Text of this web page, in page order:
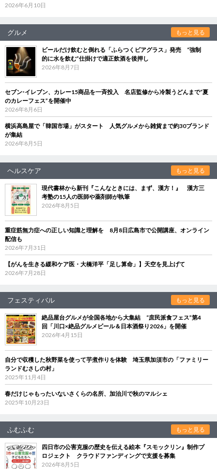
2026年6月10日
グルメ もっと見る
ビールだけ飲むと倒れる「ふらつくビアグラス」発売 “強制
的に水を飲む”仕掛けで適正飲酒を後押し
2026年8月7日
セブン‐イレブン、カレー15商品を一斉投入 名店監修から冷製うどんまで“夏
のカレーフェス”を開催中
2026年8月6日
横浜高島屋で「韓国市場」がスタート 人気グルメから雑貨まで約30ブランド
が集結
2026年8月5日
ヘルスケア もっと見る
現代書林から新刊『こんなときには、まず、漢方！』 漢方三
考塾の15人の医師や薬剤師が執筆
2026年8月5日
重症筋無力症への正しい知識と理解を 8月8日広島市で公開講座、オンライン
配信も
2026年7月31日
【がんを生きる緩和ケア医・大橋洋平「足し算命」】天空を見上げて
2026年7月28日
フェスティバル もっと見る
絶品屋台グルメが全国各地から大集結 “庶民派食フェス”第4
回「川口×絶品グルメビール＆日本酒祭り2026」を開催
2026年4月15日
自分で収穫した秋野菜を使って芋煮作りを体験 埼玉県加須市の「ファミリー
ランドむさしの村」
2025年11月4日
春だけじゃもったいないさくらの名所、加治川で秋のマルシェ
2025年10月23日
ふむふむ もっと見る
四日市の公害克服の歴史を伝える絵本『スモックリン』制作プ
ロジェクト クラウドファンディングで支援を募集
2026年8月5日